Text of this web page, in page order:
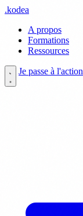
.kodea
A propos
Formations
Ressources
Je passe à l'action